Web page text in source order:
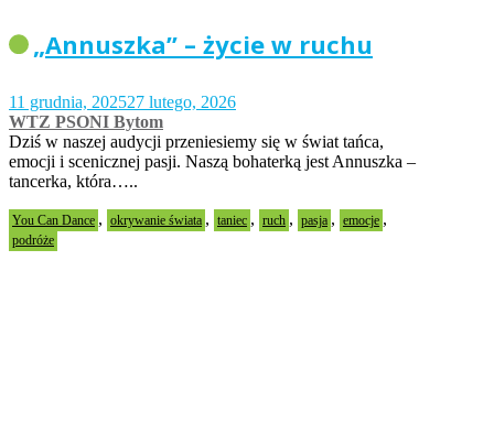
„Annuszka” – życie w ruchu
11 grudnia, 202527 lutego, 2026
WTZ PSONI Bytom
Dziś w naszej audycji przeniesiemy się w świat tańca,
emocji i scenicznej pasji. Naszą bohaterką jest Annuszka –
tancerka, która…..
You Can Dance , okrywanie świata , taniec , ruch , pasja , emocje ,
podróże